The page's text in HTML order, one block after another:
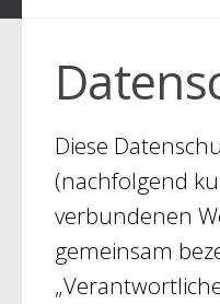
Diese
(nachfolgend
verbundenen
gemeinsam